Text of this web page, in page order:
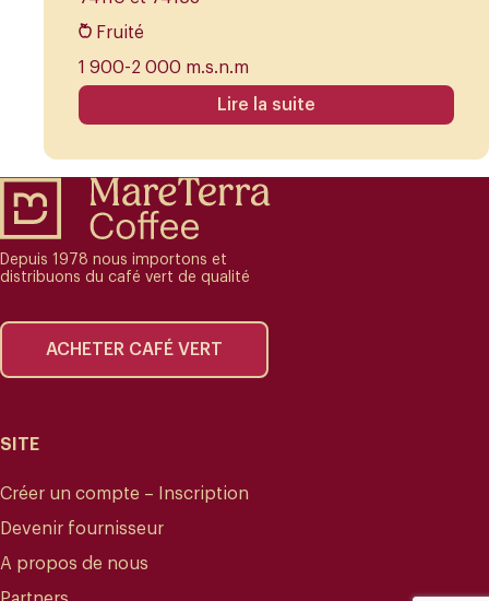
Fruité
1 900-2 000 m.s.n.m
Lire la suite
Depuis 1978 nous importons et
distribuons du café vert de qualité
ACHETER CAFÉ VERT
SITE
Créer un compte – Inscription
Devenir fournisseur
A propos de nous